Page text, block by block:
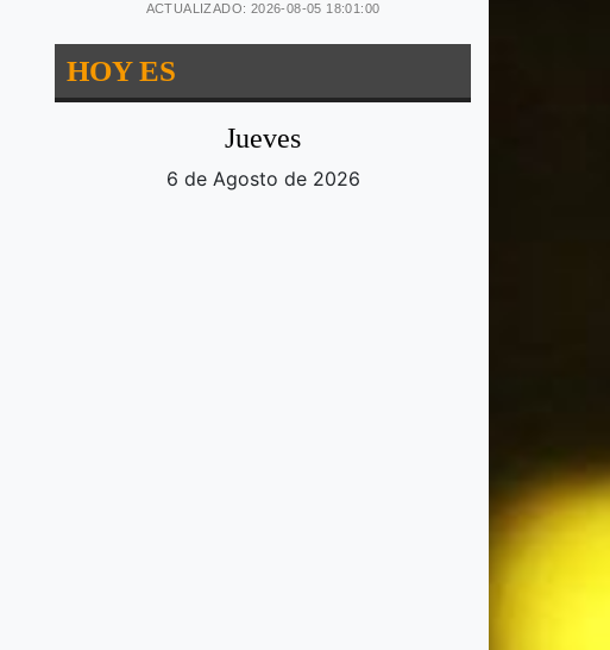
ACTUALIZADO: 2026-08-05 18:01:00
HOY ES
Jueves
6 de Agosto de 2026